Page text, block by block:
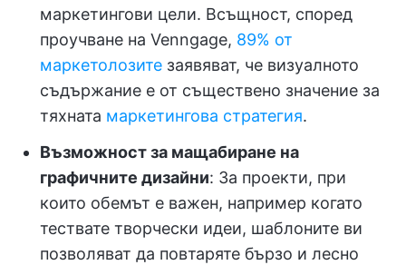
маркетингови цели. Всъщност, според
проучване на Venngage, 89% от
маркетолозите заявяват, че визуалното
съдържание е от съществено значение за
тяхната маркетингова стратегия.
Възможност за мащабиране на
графичните дизайни: За проекти, при
които обемът е важен, например когато
тествате творчески идеи, шаблоните ви
позволяват да повтаряте бързо и лесно